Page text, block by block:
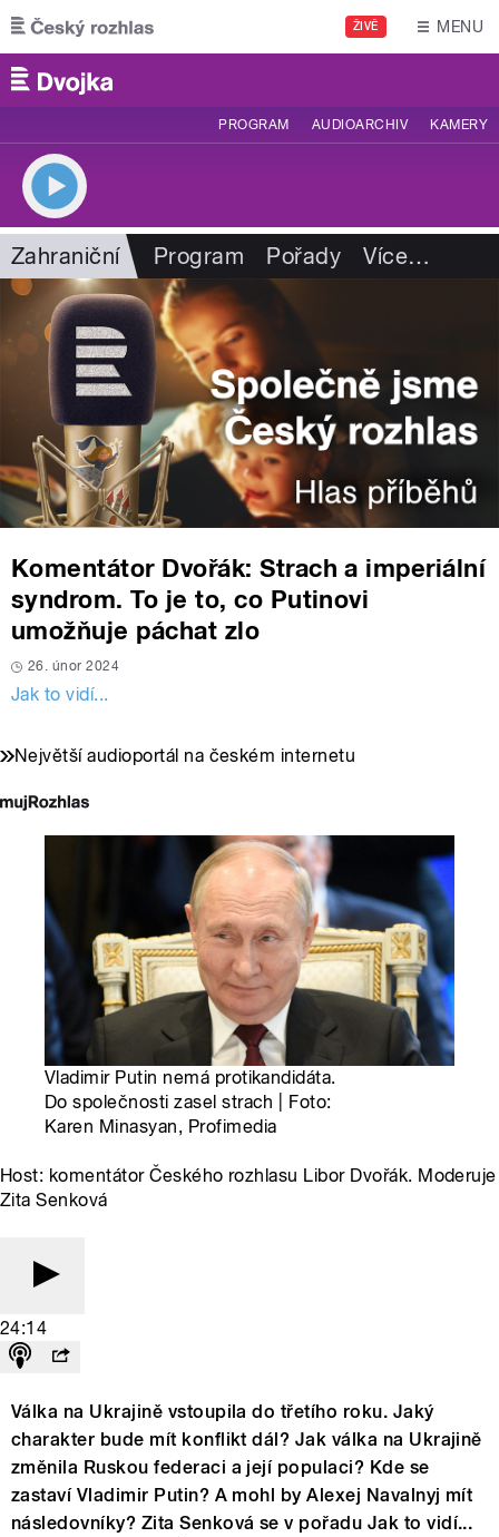
Přejít k hlavnímu obsahu
ŽIVĚ MENU
PROGRAM AUDIOARCHIV KAMERY
Zahraniční Program Pořady Více…
Komentátor Dvořák: Strach a imperiální
syndrom. To je to, co Putinovi
umožňuje páchat zlo
26. únor 2024
Jak to vidí...
Největší audioportál na českém internetu
Vladimir Putin nemá protikandidáta.
Do společnosti zasel strach | Foto:
Karen Minasyan, Profimedia
Host: komentátor Českého rozhlasu Libor Dvořák. Moderuje
Zita Senková
24:14
Válka na Ukrajině vstoupila do třetího roku. Jaký
charakter bude mít konflikt dál? Jak válka na Ukrajině
změnila Ruskou federaci a její populaci? Kde se
zastaví Vladimir Putin? A mohl by Alexej Navalnyj mít
následovníky? Zita Senková se v pořadu Jak to vidí...